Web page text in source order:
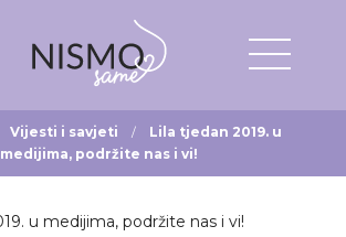
Vijesti i savjeti
Lila tjedan 2019. u
medijima, podržite nas i vi!